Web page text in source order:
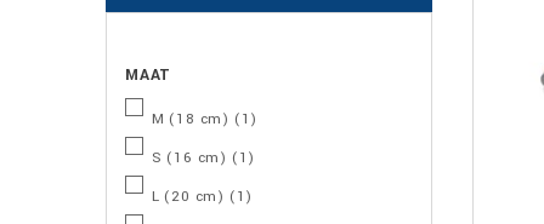
MAAT
M (18 cm) (1)
S (16 cm) (1)
L (20 cm) (1)